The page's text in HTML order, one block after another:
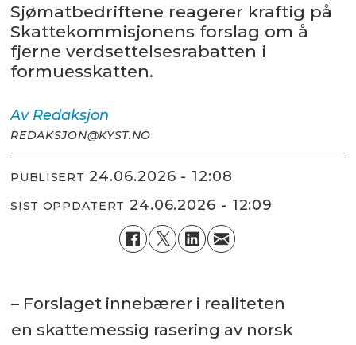
Sjømatbedriftene reagerer kraftig på
Skattekommisjonens forslag om å
fjerne verdsettelsesrabatten i
formuesskatten.
Av Redaksjon
REDAKSJON@KYST.NO
PUBLISERT 24.06.2026 - 12:08
SIST OPPDATERT 24.06.2026 - 12:09
– Forslaget innebærer i realiteten
en skattemessig rasering av norsk